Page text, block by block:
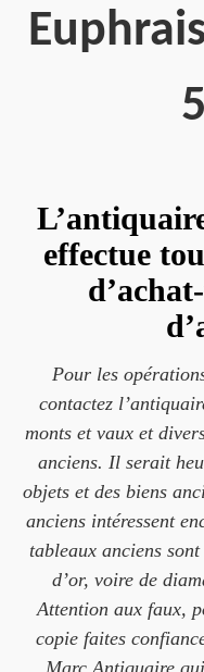
effectue
Pour les
contactez
monts et vaux et
anciens. Il serait
objets et des biens
anciens intéressent
tableaux anciens
d’or, voire de
Attention aux faux,
copie faites
Marc Antiquaire